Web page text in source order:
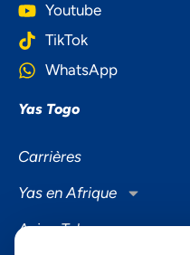
Youtube
TikTok
WhatsApp
Yas Togo
Carrières
Yas en Afrique
Axian Telecom